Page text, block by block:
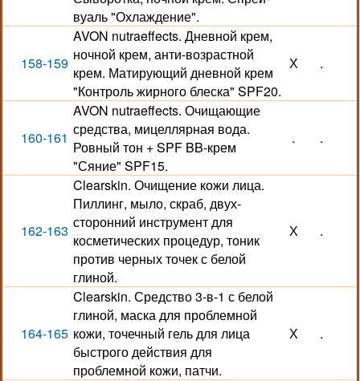
вуаль "Охлаждение".
158-159
AVON nutraeffects. Дневной крем,
ночной крем, анти-возрастной
крем. Матирующий дневной крем
"Контроль жирного блеска" SPF20.
Х .
160-161
AVON nutraeffects. Очищающие
средства, мицеллярная вода.
Ровный тон + SPF BB-крем
"Сяние" SPF15.
. .
162-163
Clearskin. Очищение кожи лица.
Пиллинг, мыло, скраб, двух-
сторонний инструмент для
косметических процедур, тоник
против черных точек с белой
глиной.
Х .
164-165
Clearskin. Средство 3-в-1 с белой
глиной, маска для проблемной
кожи, точечный гель для лица
быстрого действия для
проблемной кожи, патчи.
Х .